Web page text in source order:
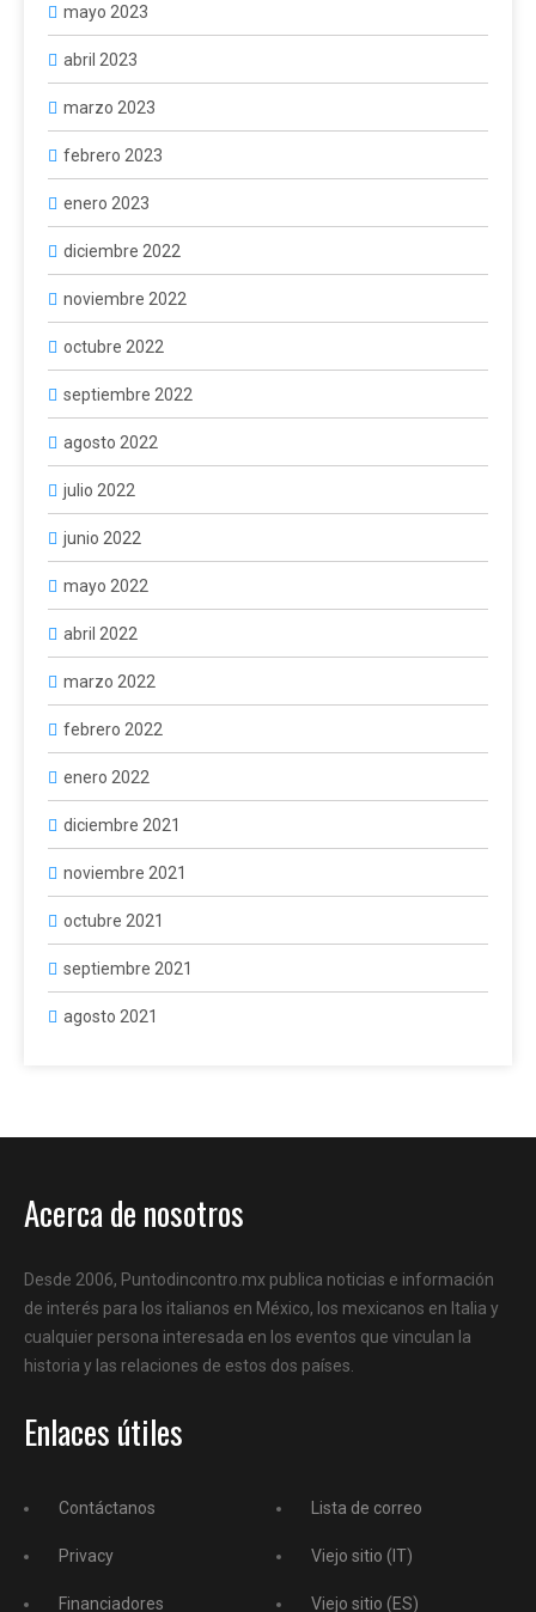
mayo 2023
abril 2023
marzo 2023
febrero 2023
enero 2023
diciembre 2022
noviembre 2022
octubre 2022
septiembre 2022
agosto 2022
julio 2022
junio 2022
mayo 2022
abril 2022
marzo 2022
febrero 2022
enero 2022
diciembre 2021
noviembre 2021
octubre 2021
septiembre 2021
agosto 2021
Acerca de nosotros
Desde 2006, Puntodincontro.mx publica noticias e información
de interés para los italianos en México, los mexicanos en Italia y
cualquier persona interesada en los eventos que vinculan la
historia y las relaciones de estos dos países.
Enlaces útiles
Contáctanos
Privacy
Financiadores
Lista de correo
Viejo sitio (IT)
Viejo sitio (ES)